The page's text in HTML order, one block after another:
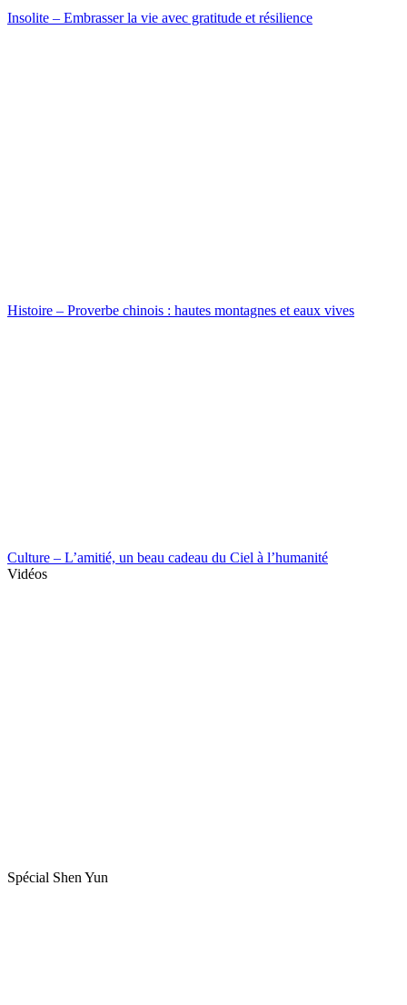
Insolite – Embrasser la vie avec gratitude et résilience
Histoire – Proverbe chinois : hautes montagnes et eaux vives
Culture – L’amitié, un beau cadeau du Ciel à l’humanité
Vidéos
Spécial Shen Yun